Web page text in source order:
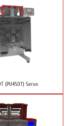
(PU450T) Servo